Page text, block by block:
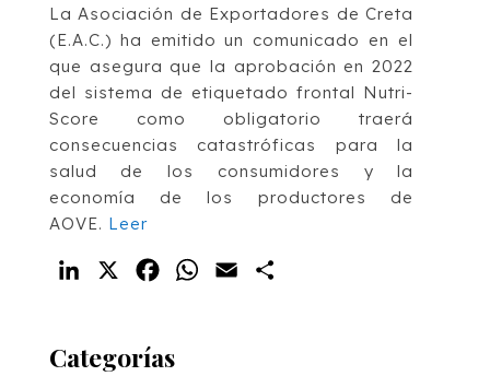
La Asociación de Exportadores de Creta
(E.A.C.) ha emitido un comunicado en el
que asegura que la aprobación en 2022
del sistema de etiquetado frontal Nutri-
Score como obligatorio traerá
consecuencias catastróficas para la
salud de los consumidores y la
economía de los productores de
AOVE. Leer
LinkedIn FacebookWhatsApp
Email
Categorías